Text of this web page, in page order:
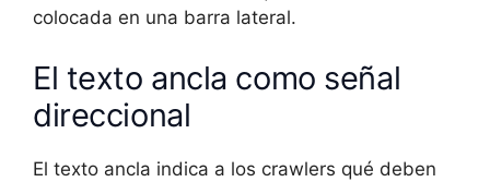
colocada en una barra lateral.
El texto ancla como señal
direccional
El texto ancla indica a los crawlers qué deben